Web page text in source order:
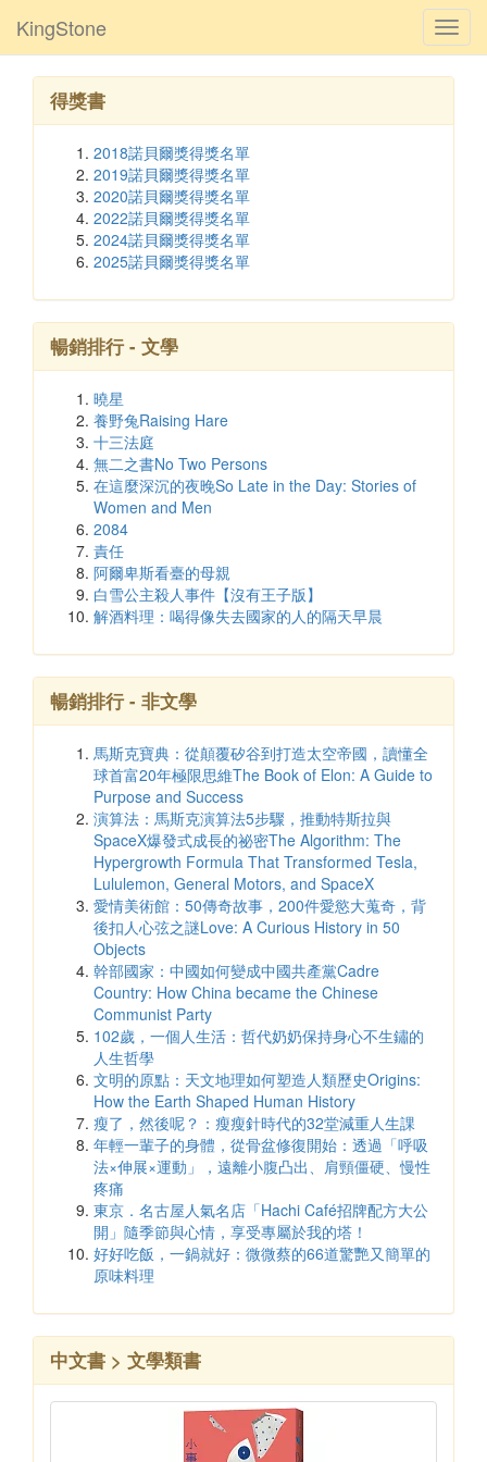
KingStone
得獎書
2018諾貝爾獎得獎名單
2019諾貝爾獎得獎名單
2020諾貝爾獎得獎名單
2022諾貝爾獎得獎名單
2024諾貝爾獎得獎名單
2025諾貝爾獎得獎名單
暢銷排行 - 文學
曉星
養野兔Raising Hare
十三法庭
無二之書No Two Persons
在這麼深沉的夜晚So Late in the Day: Stories of
Women and Men
2084
責任
阿爾卑斯看臺的母親
白雪公主殺人事件【沒有王子版】
解酒料理：喝得像失去國家的人的隔天早晨
暢銷排行 - 非文學
馬斯克寶典：從顛覆矽谷到打造太空帝國，讀懂全
球首富20年極限思維The Book of Elon: A Guide to
Purpose and Success
演算法：馬斯克演算法5步驟，推動特斯拉與
SpaceX爆發式成長的祕密The Algorithm: The
Hypergrowth Formula That Transformed Tesla,
Lululemon, General Motors, and SpaceX
愛情美術館：50傳奇故事，200件愛慾大蒐奇，背
後扣人心弦之謎Love: A Curious History in 50
Objects
幹部國家：中國如何變成中國共產黨Cadre
Country: How China became the Chinese
Communist Party
102歲，一個人生活：哲代奶奶保持身心不生鏽的
人生哲學
文明的原點：天文地理如何塑造人類歷史Origins:
How the Earth Shaped Human History
瘦了，然後呢？：瘦瘦針時代的32堂減重人生課
年輕一輩子的身體，從骨盆修復開始：透過「呼吸
法×伸展×運動」，遠離小腹凸出、肩頸僵硬、慢性
疼痛
東京．名古屋人氣名店「Hachi Café招牌配方大公
開」隨季節與心情，享受專屬於我的塔！
好好吃飯，一鍋就好：微微蔡的66道驚艷又簡單的
原味料理
中文書 > 文學類書